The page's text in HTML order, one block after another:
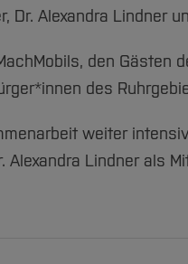
Dr. Alexandra Lindner
den Gästen
des
weiter
Lindner als